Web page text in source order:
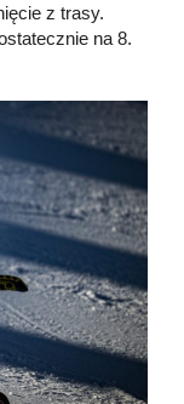
z trasy.
na 8.